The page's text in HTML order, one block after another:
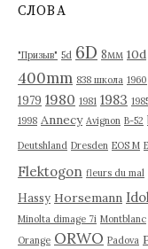
в
СЛОВА
"Призыв" 5d 6D 8мм 10d
400mm 838 школа 1960
1979 1980 1981 1983
1998 Annecy Avignon B-52
Deutshland Dresden EOS M
Flektogon fleurs du mal
Hassy Horsemann
Minolta dimage 7i Montblanc
Orange ORWO Padova